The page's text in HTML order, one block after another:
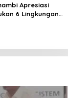
Apresiasi
6 Lingkungan